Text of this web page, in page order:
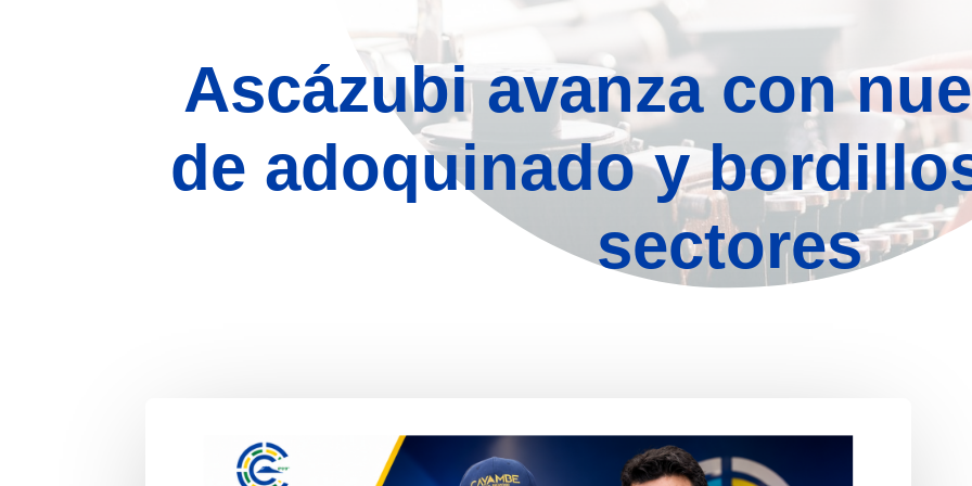
Ascázubi avanza con
de adoquinado y
sectores